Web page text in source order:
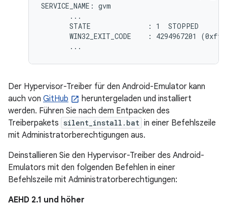
SERVICE_NAME: gvm
       ...
       STATE              : 1  STOPPED
WIN32_EXIT_CODE    : 4294967201
Der Hypervisor-Treiber für den Android-Emulator kann
auch von GitHub
heruntergeladen und installiert
werden. Führen Sie nach dem Entpacken des
Treiberpakets silent_install.bat in einer Befehlszeile
mit Administratorberechtigungen aus.
Deinstallieren Sie den Hypervisor-Treiber des Android-
Emulators mit den folgenden Befehlen in einer
Befehlszeile mit Administratorberechtigungen:
AEHD 2.1 und höher